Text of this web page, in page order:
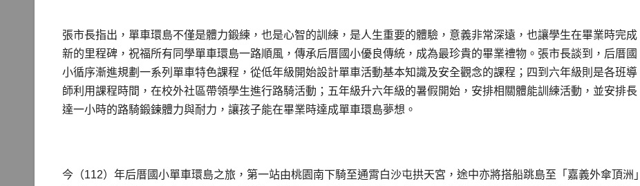
張市長指出，單車環島不僅是體力鍛練，也是心智的訓練，是人生重要的體驗，意義非常深遠，也讓學生在畢業時完成
新的里程碑，祝福所有同學單車環島一路順風，傳承后厝國小優良傳統，成為最珍貴的畢業禮物。張市長談到，后厝國
小循序漸進規劃一系列單車特色課程，從低年級開始設計單車活動基本知識及安全觀念的課程；四到六年級則是各班導
師利用課程時間，在校外社區帶領學生進行路騎活動；五年級升六年級的暑假開始，安排相關體能訓練活動，並安排長
達一小時的路騎鍛鍊體力與耐力，讓孩子能在畢業時達成單車環島夢想。
今（112）年后厝國小單車環島之旅，第一站由桃園南下騎至通霄白沙屯拱天宮，途中亦將搭船跳島至「嘉義外傘頂洲」